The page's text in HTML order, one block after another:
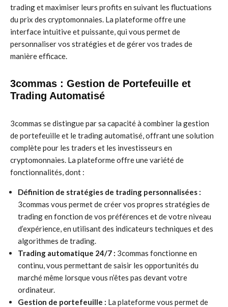
trading et maximiser leurs profits en suivant les fluctuations
du prix des cryptomonnaies. La plateforme offre une
interface intuitive et puissante, qui vous permet de
personnaliser vos stratégies et de gérer vos trades de
manière efficace.
3commas : Gestion de Portefeuille et
Trading Automatisé
3commas se distingue par sa capacité à combiner la gestion
de portefeuille et le trading automatisé, offrant une solution
complète pour les traders et les investisseurs en
cryptomonnaies. La plateforme offre une variété de
fonctionnalités, dont :
Définition de stratégies de trading personnalisées :
3commas vous permet de créer vos propres stratégies de
trading en fonction de vos préférences et de votre niveau
d’expérience, en utilisant des indicateurs techniques et des
algorithmes de trading.
Trading automatique 24/7 : 3commas fonctionne en
continu, vous permettant de saisir les opportunités du
marché même lorsque vous n’êtes pas devant votre
ordinateur.
Gestion de portefeuille : La plateforme vous permet de